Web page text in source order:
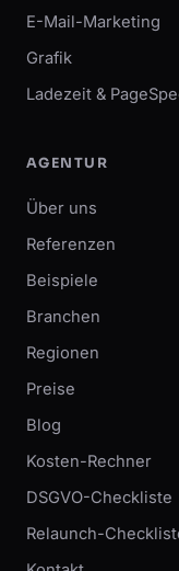
E-Mail-Marketing
Grafik
Ladezeit &
AGENTUR
Über uns
Referenzen
Beispiele
Branchen
Regionen
Preise
Blog
Kosten-Rechner
DSGVO-Checkliste
Relaunch-